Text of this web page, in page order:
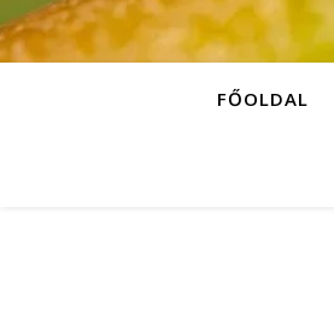
FŐOLDAL